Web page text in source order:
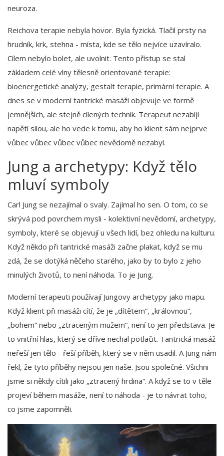
neuroza.
Reichova terapie nebyla hovor. Byla fyzická. Tlačil prsty na
hrudník, krk, stehna - místa, kde se tělo nejvíce uzavíralo.
Cílem nebylo bolet, ale uvolnit. Tento přístup se stal
základem celé vlny tělesně orientované terapie:
bioenergetické analýzy, gestalt terapie, primární terapie. A
dnes se v moderní tantrické masáži objevuje ve formě
jemnějších, ale stejně cílených technik. Terapeut nezabíjí
napětí silou, ale ho vede k tomu, aby ho klient sám nejprve
vůbec vůbec vůbec vůbec nevědomě nezabyl.
Jung a archetypy: Když tělo
mluví symboly
Carl Jung se nezajímal o svaly. Zajímal ho sen. O tom, co se
skrývá pod povrchem mysli - kolektivní nevědomí, archetypy,
symboly, které se objevují u všech lidí, bez ohledu na kulturu.
Když někdo při tantrické masáži začne plakat, když se mu
zdá, že se dotýká něčeho starého, jako by to bylo z jeho
minulých životů, to není náhoda. To je Jung.
Moderní terapeuti používají Jungovy archetypy jako mapu.
Když klient při masáži cítí, že je „dítětem“, „královnou“,
„bohem“ nebo „ztraceným mužem“, není to jen představa. Je
to vnitřní hlas, který se dříve nechal potlačit. Tantrická masáž
neřeší jen tělo - řeší příběh, který se v něm usadil. A Jung nám
řekl, že tyto příběhy nejsou jen naše. Jsou společné. Všichni
jsme si někdy cítili jako „ztracený hrdina“. A když se to v těle
projeví během masáže, není to náhoda - je to návrat toho,
co jsme zapomněli.